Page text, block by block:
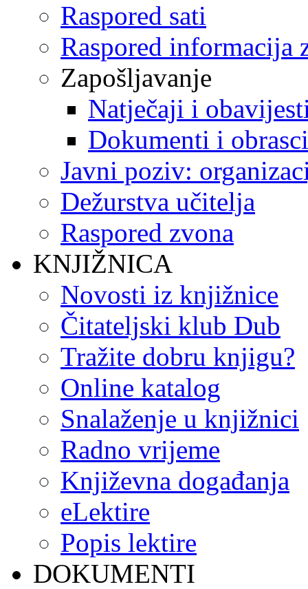
Raspored sati
Raspored informacija
Zapošljavanje
Natječaji i
Dokumenti i obrasci
Javni poziv:
Dežurstva učitelja
Raspored zvona
KNJIŽNICA
Novosti iz knjižnice
Čitateljski klub Dub
Tražite dobru knjigu?
Online katalog
Snalaženje u knjižnici
Radno vrijeme
Književna događanja
eLektire
Popis lektire
DOKUMENTI